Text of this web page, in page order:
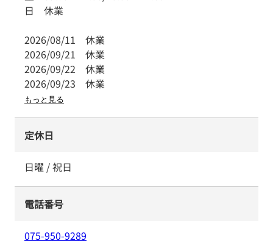
日 休業
2026/08/11 休業
2026/09/21 休業
2026/09/22 休業
2026/09/23 休業
もっと見る
定休日
日曜 / 祝日
電話番号
075-950-9289